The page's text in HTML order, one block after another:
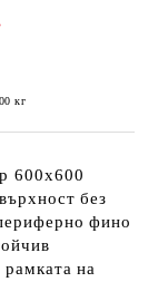
кг
600x600
без
фино
на